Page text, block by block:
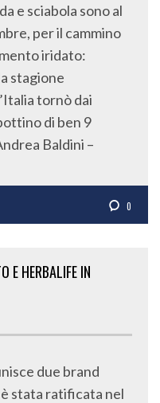
e sciabola sono al
per il cammino
iridato:
stagione
tornò dai
di ben 9
Baldini –
0
E HERBALIFE IN
due brand
stata ratificata nel